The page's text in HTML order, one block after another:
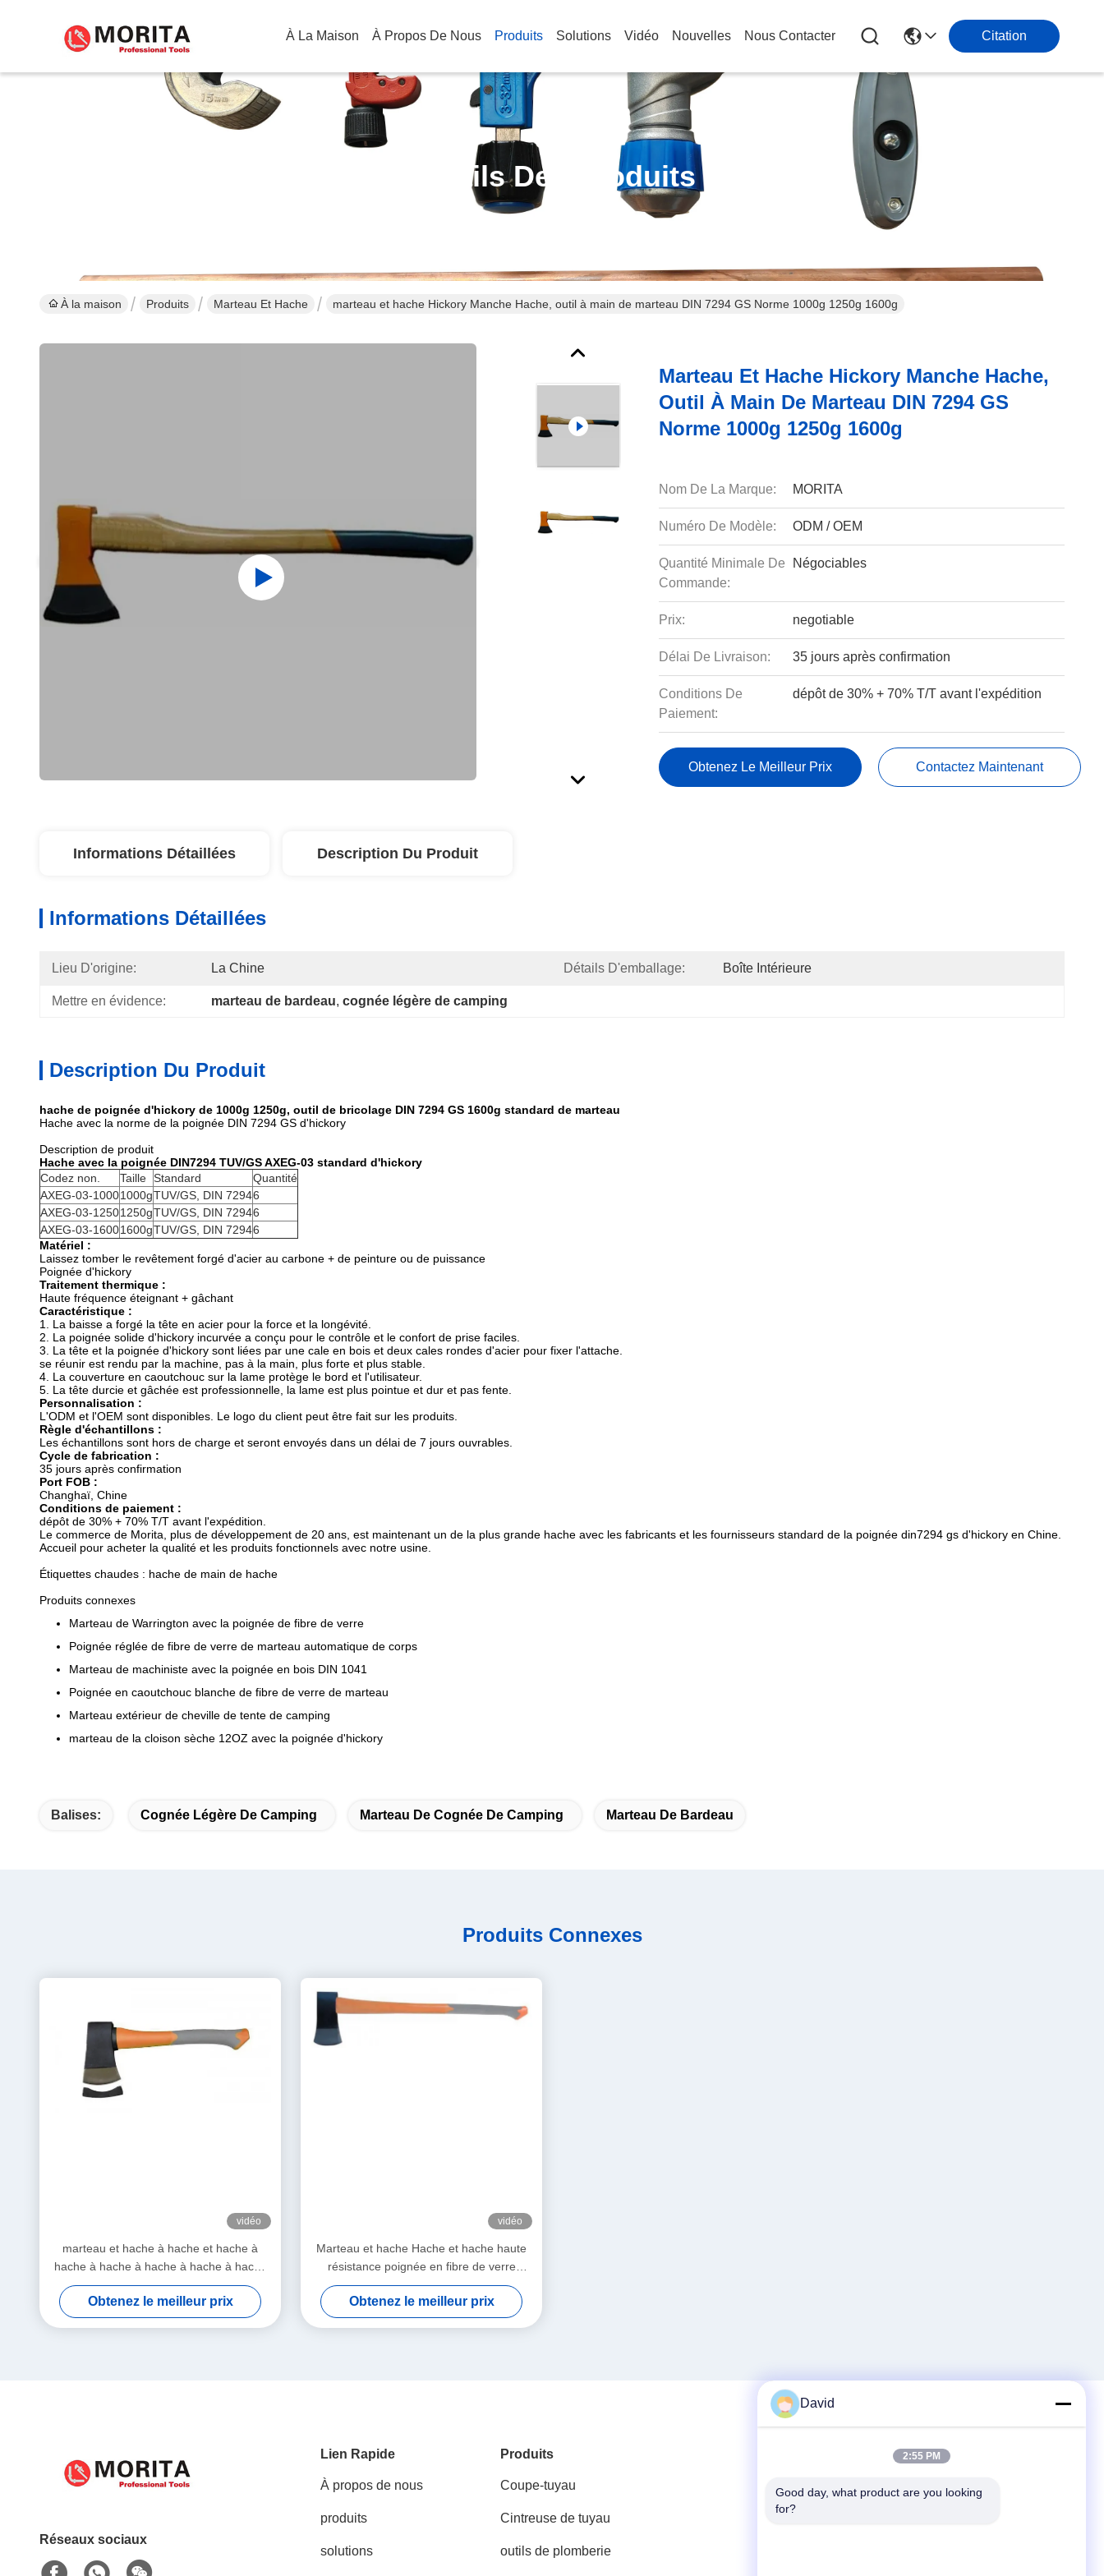
À La Maison À Propos De Nous Produits Solutions Vidéo Nouvelles Nous Contacter Citation
Détails Des Produits
À la maison Produits Marteau Et Hache marteau et hache Hickory Manche Hache, outil à main de marteau DIN 7294 GS Norme 1000g 1250g 1600g
Marteau Et Hache Hickory Manche Hache,
Outil À Main De Marteau DIN 7294 GS
Norme 1000g 1250g 1600g
Nom De La Marque: MORITA
Numéro De Modèle: ODM / OEM
Quantité Minimale De
Commande:
Négociables
Prix: negotiable
Délai De Livraison: 35 jours après confirmation
Conditions De
Paiement:
dépôt de 30% + 70% T/T avant l'expédition
Obtenez Le Meilleur Prix Contactez Maintenant
Informations Détaillées Description Du Produit
Informations Détaillées
Lieu D'origine: La Chine Détails D'emballage: Boîte Intérieure
Mettre en évidence: marteau de bardeau, cognée légère de camping
Description Du Produit
hache de poignée d'hickory de 1000g 1250g, outil de bricolage DIN 7294 GS 1600g standard de marteau
Hache avec la norme de la poignée DIN 7294 GS d'hickory
Description de produit
Hache avec la poignée DIN7294 TUV/GS AXEG-03 standard d'hickory
Codez non.
Taille Standard
Quantité
AXEG-03-10001000gTUV/GS, DIN 72946
AXEG-03-12501250gTUV/GS, DIN 72946
AXEG-03-16001600gTUV/GS, DIN 72946
Matériel :
Laissez tomber le revêtement forgé d'acier au carbone + de peinture ou de puissance
Poignée d'hickory
Traitement thermique :
Haute fréquence éteignant + gâchant
Caractéristique :
1. La baisse a forgé la tête en acier pour la force et la longévité.
2. La poignée solide d'hickory incurvée a conçu pour le contrôle et le confort de prise faciles.
3. La tête et la poignée d'hickory sont liées par une cale en bois et deux cales rondes d'acier pour fixer l'attache.
se réunir est rendu par la machine, pas à la main, plus forte et plus stable.
4. La couverture en caoutchouc sur la lame protège le bord et l'utilisateur.
5. La tête durcie et gâchée est professionnelle, la lame est plus pointue et dur et pas fente.
Personnalisation :
L'ODM et l'OEM sont disponibles. Le logo du client peut être fait sur les produits.
Règle d'échantillons :
Les échantillons sont hors de charge et seront envoyés dans un délai de 7 jours ouvrables.
Cycle de fabrication :
35 jours après confirmation
Port FOB :
Changhaï, Chine
Conditions de paiement :
dépôt de 30% + 70% T/T avant l'expédition.
Le commerce de Morita, plus de développement de 20 ans, est maintenant un de la plus grande hache avec les fabricants et les fournisseurs standard de la poignée din7294 gs d'hickory en Chine.
Accueil pour acheter la qualité et les produits fonctionnels avec notre usine.
Étiquettes chaudes : hache de main de hache
Produits connexes
Marteau de Warrington avec la poignée de fibre de verre
Poignée réglée de fibre de verre de marteau automatique de corps
Marteau de machiniste avec la poignée en bois DIN 1041
Poignée en caoutchouc blanche de fibre de verre de marteau
Marteau extérieur de cheville de tente de camping
marteau de la cloison sèche 12OZ avec la poignée d'hickory
Balises: Cognée Légère De Camping Marteau De Cognée De Camping Marteau De Bardeau
Produits Connexes
vidéo
marteau et hache à hache et hache à
hache à hache à hache à hache à hache
à hache à hache à hache à hache à
hache à hache à hache à hache à hache
à hache à hache à hache à hache à
de verre BS 2945
Obtenez le meilleur prix
vidéo
Marteau et hache Hache et hache haute
résistance poignée en fibre de verre
durable facile à utiliser
Obtenez le meilleur prix
Réseaux sociaux
Lien Rapide
À propos de nous
produits
solutions
Produits
Coupe-tuyau
Cintreuse de tuyau
outils de plomberie
Télégramme
David
2:55 PM
Good day, what product are you looking
for?